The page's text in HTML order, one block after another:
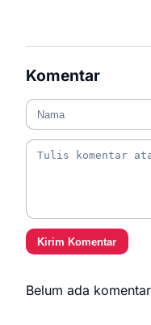
Komentar
Kirim Komentar
Belum ada